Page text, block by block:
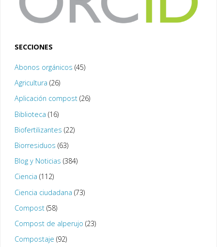
SECCIONES
Abonos orgánicos (45)
Agricultura (26)
Aplicación compost(26)
Biblioteca (16)
Biofertilizantes (22)
Biorresiduos (63)
Blog y Noticias (384)
Ciencia (112)
Ciencia ciudadana (73)
Compost(58)
Compost de alperujo (23)
Compostaje (92)